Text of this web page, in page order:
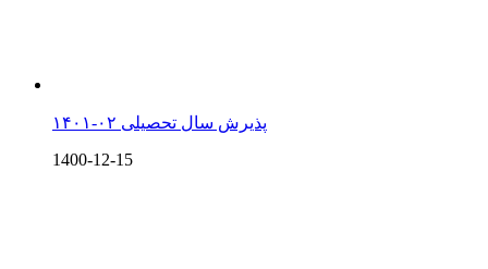
پذیرش سال تحصیلی ۰۲-۱۴۰۱
1400-12-15